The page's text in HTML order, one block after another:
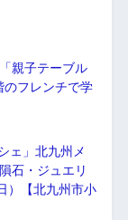
親子テーブル
のフレンチで学
ェ」北九州メ
石・ジュエリ
）【北九州市小